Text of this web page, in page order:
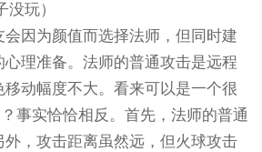
玩）
会因为颜值而选择法师，但同时建
理准备。法师的普通攻击是远程
动幅度不大。看来可以是一个很
事实恰恰相反。首先，法师的普通
，攻击距离虽然远，但火球攻击